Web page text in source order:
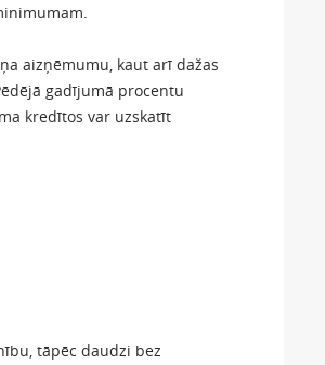
aizņēmumu, kaut arī dažas
gadījumā procentu
kredītos var uzskatīt
tāpēc daudzi bez